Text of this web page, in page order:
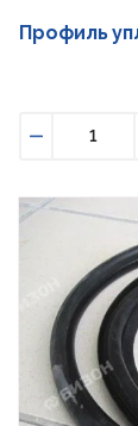
Профиль